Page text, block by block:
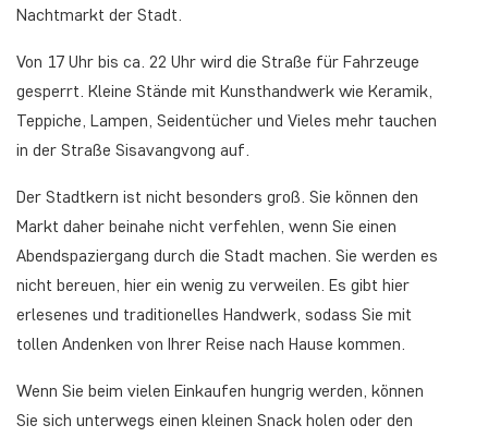
Nachtmarkt der Stadt.
Von 17 Uhr bis ca. 22 Uhr wird die Straße für Fahrzeuge
gesperrt. Kleine Stände mit Kunsthandwerk wie Keramik,
Teppiche, Lampen, Seidentücher und Vieles mehr tauchen
in der Straße Sisavangvong auf.
Der Stadtkern ist nicht besonders groß. Sie können den
Markt daher beinahe nicht verfehlen, wenn Sie einen
Abendspaziergang durch die Stadt machen. Sie werden es
nicht bereuen, hier ein wenig zu verweilen. Es gibt hier
erlesenes und traditionelles Handwerk, sodass Sie mit
tollen Andenken von Ihrer Reise nach Hause kommen.
Wenn Sie beim vielen Einkaufen hungrig werden, können
Sie sich unterwegs einen kleinen Snack holen oder den